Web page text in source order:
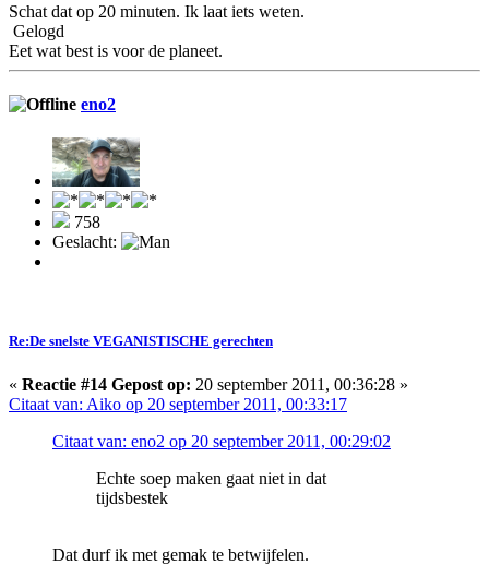
Schat dat op 20 minuten. Ik laat iets weten.
Gelogd
Eet wat best is voor de planeet.
eno2
758
Geslacht:
Re:De snelste VEGANISTISCHE gerechten
« Reactie #14 Gepost op: 20 september 2011, 00:36:28 »
Citaat van: Aiko op 20 september 2011, 00:33:17
Citaat van: eno2 op 20 september 2011, 00:29:02
Echte soep maken gaat niet in dat
tijdsbestek
Dat durf ik met gemak te betwijfelen.